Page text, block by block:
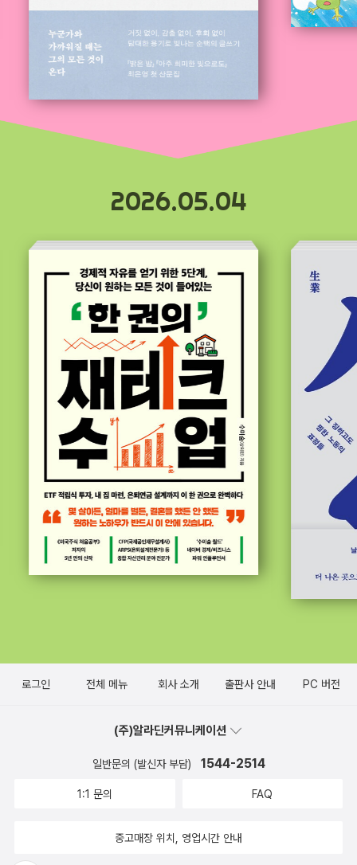
2026.05.04
로그인 전체 메뉴 회사 소개 출판사 안내 PC 버전
(주)알라딘커뮤니케이션
일반문의 (발신자 부담) 1544-2514
1:1 문의 FAQ
중고매장 위치, 영업시간 안내